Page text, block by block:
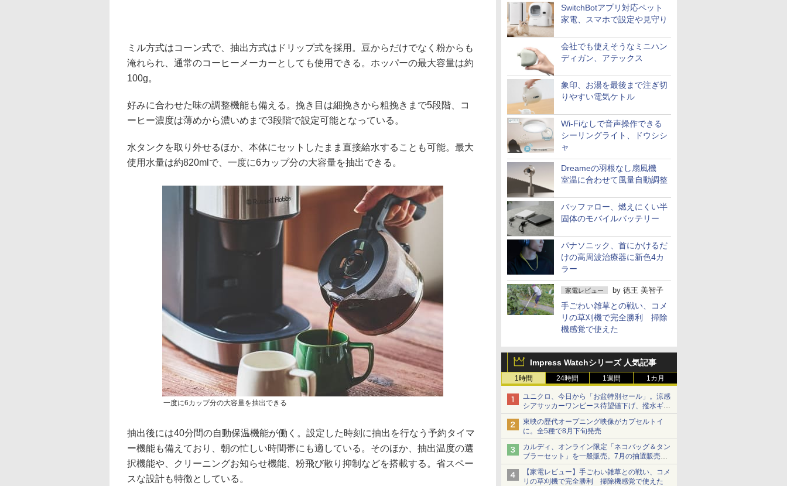
SwitchBotアプリ対応ペット
家電、スマホで設定や見守り
会社でも使えそうなミニハン
ディガン、アテックス
象印、お湯を最後まで注ぎ切
りやすい電気ケトル
Wi-Fiなしで音声操作できる
シーリングライト、ドウシシ
ャ
Dreameの羽根なし扇風機
室温に合わせて風量自動調整
バッファロー、燃えにくい半
固体のモバイルバッテリー
パナソニック、首にかけるだ
けの高周波治療器に新色4カ
ラー
家電レビュー by 徳王 美智子
手ごわい雑草との戦い、コメ
リの草刈機で完全勝利 掃除
機感覚で使えた
Impress Watchシリーズ 人気記事
1時間 24時間 1週間 1カ月
ユニクロ、今日から「お盆特別セール」。涼感
シアサッカーワンピース待望値下げ、撥水ギア
ショーツは1990円に
東映の歴代オープニング映像がカプセルトイ
に。全5種で8月下旬発売
カルディ、オンライン限定「ネコバッグ＆タン
ブラーセット」を一般販売。7月の抽選販売の
当選無効分
【家電レビュー】手ごわい雑草との戦い、コメ
リの草刈機で完全勝利 掃除機感覚で使えた
ミル方式はコーン式で、抽出方式はドリップ式を採用。豆からだけでなく粉からも
淹れられ、通常のコーヒーメーカーとしても使用できる。ホッパーの最大容量は約
100g。
好みに合わせた味の調整機能も備える。挽き目は細挽きから粗挽きまで5段階、コ
ーヒー濃度は薄めから濃いめまで3段階で設定可能となっている。
水タンクを取り外せるほか、本体にセットしたまま直接給水することも可能。最大
使用水量は約820mlで、一度に6カップ分の大容量を抽出できる。
一度に6カップ分の大容量を抽出できる
抽出後には40分間の自動保温機能が働く。設定した時刻に抽出を行なう予約タイマ
ー機能も備えており、朝の忙しい時間帯にも適している。そのほか、抽出温度の選
択機能や、クリーニングお知らせ機能、粉飛び散り抑制などを搭載する。省スペー
スな設計も特徴としている。